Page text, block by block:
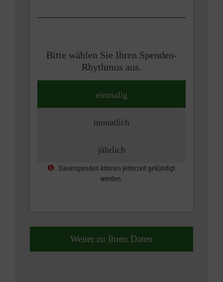
Bitte wählen Sie Ihren Spenden-
Rhythmus aus.
einmalig
monatlich
jährlich
Dauerspenden können jederzeit gekündigt
werden.
Weiter zu Ihren Daten